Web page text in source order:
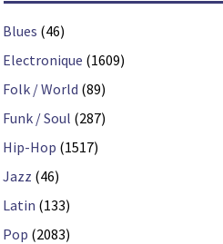
Blues (46)
Electronique (1609)
Folk / World (89)
Funk / Soul (287)
Hip-Hop (1517)
Jazz (46)
Latin (133)
Pop (2083)